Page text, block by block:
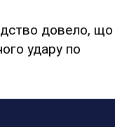
довело, що
удару по